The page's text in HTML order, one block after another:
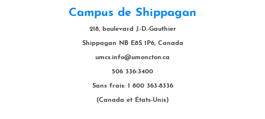
Campus de Shippagan
218, boulevard J.-D.-Gauthier
Shippagan NB E8S 1P6, Canada
umcs.info@umoncton.ca
506 336-3400
Sans frais: 1 800 363-8336
(Canada et États-Unis)